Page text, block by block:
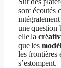
Sur des
sont écoutés
intégralement
une question
elle la
que les
les frontières
s’estompent.